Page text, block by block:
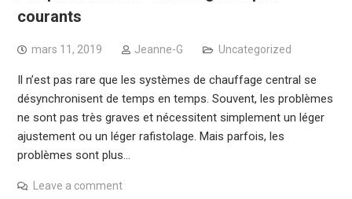
courants
mars 11, 2019 Jeanne-G Uncategorized
Il n’est pas rare que les systèmes de chauffage central se
désynchronisent de temps en temps. Souvent, les problèmes
ne sont pas très graves et nécessitent simplement un léger
ajustement ou un léger rafistolage. Mais parfois, les
problèmes sont plus…
Leave a comment